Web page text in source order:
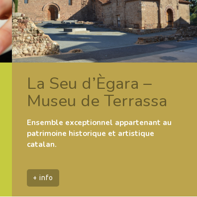
La Seu d’Ègara –
Museu de Terrassa
Ensemble exceptionnel appartenant au
patrimoine historique et artistique
catalan.
+ info